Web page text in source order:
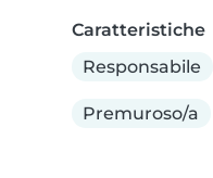
Caratteristiche
Responsabile
Premuroso/a